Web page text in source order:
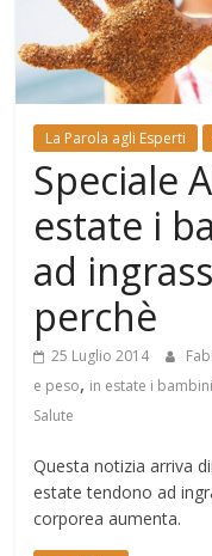
Mondo
La Parola agli Esperti
Speciale
estate i
ad
perchè
25 Luglio 2014
e peso, in estate i
Salute
Questa notizia arriva
estate tendono ad
corporea aumenta.